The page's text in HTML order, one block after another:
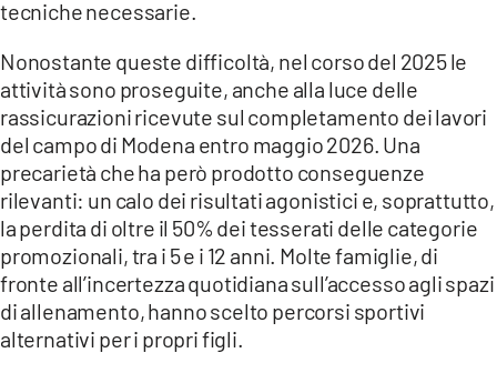
tecniche necessarie.
Nonostante queste difficoltà, nel corso del 2025 le
attività sono proseguite, anche alla luce delle
rassicurazioni ricevute sul completamento dei lavori
del campo di Modena entro maggio 2026. Una
precarietà che ha però prodotto conseguenze
rilevanti: un calo dei risultati agonistici e, soprattutto,
la perdita di oltre il 50% dei tesserati delle categorie
promozionali, tra i 5 e i 12 anni. Molte famiglie, di
fronte all’incertezza quotidiana sull’accesso agli spazi
di allenamento, hanno scelto percorsi sportivi
alternativi per i propri figli.